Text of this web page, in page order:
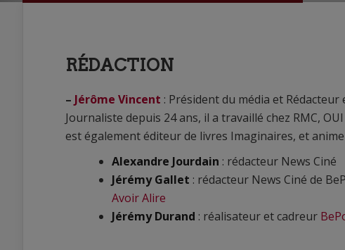
RÉDACTION
– Jérôme Vincent : Président du média et Rédacteur
Journaliste depuis 24 ans, il a travaillé chez RMC,
est également éditeur de livres Imaginaires, et
Alexandre Jourdain : rédacteur News Ciné
Jérémy Gallet : rédacteur News Ciné de
Avoir Alire
Jérémy Durand : réalisateur et cadreur